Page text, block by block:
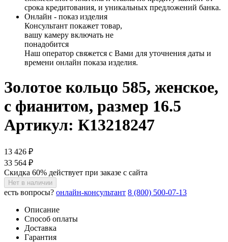
срока кредитования, и уникальных предложений банка.
Онлайн - показ изделия
Консультант покажет товар,
вашу камеру включать не
понадобится
Наш оператор свяжется с Вами для уточнения даты и
времени онлайн показа изделия.
Золотое кольцо 585, женское,
с фианитом, размер 16.5
Артикул: К13218247
13 426 ₽
33 564 ₽
Скидка 60% действует при заказе с сайта
Нет в наличии
есть вопросы? онлайн-консультант 8 (800) 500-07-13
Описание
Способ оплаты
Доставка
Гарантия